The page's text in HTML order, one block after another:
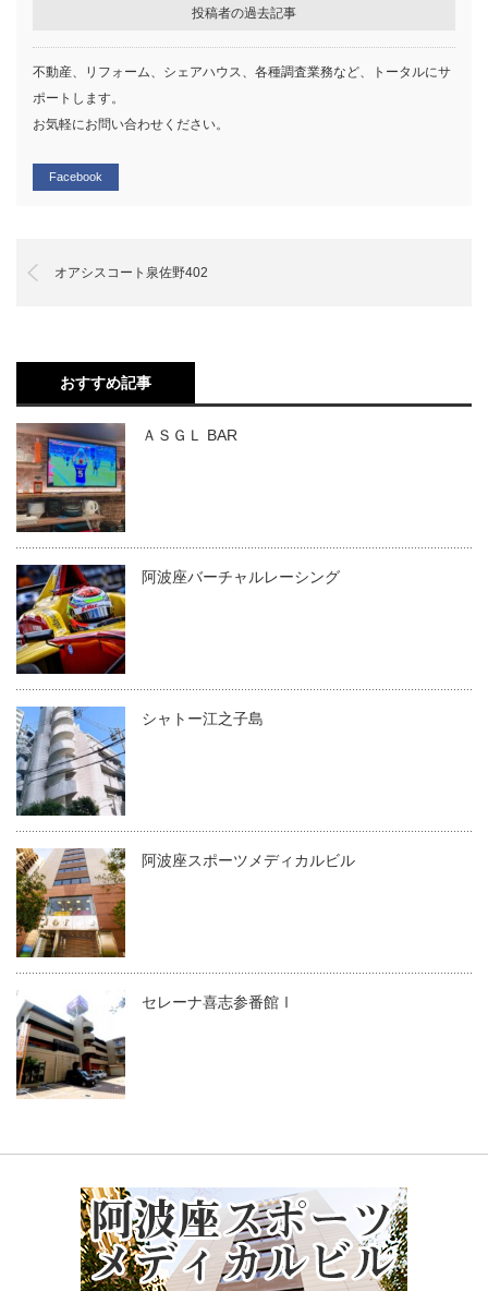
投稿者の過去記事
不動産、リフォーム、シェアハウス、各種調査業務など、トータルにサ
ポートします。
お気軽にお問い合わせください。
Facebook
オアシスコート泉佐野402
おすすめ記事
ＡＳＧＬ BAR
阿波座バーチャルレーシング
シャトー江之子島
阿波座スポーツメディカルビル
セレーナ喜志参番館Ⅰ